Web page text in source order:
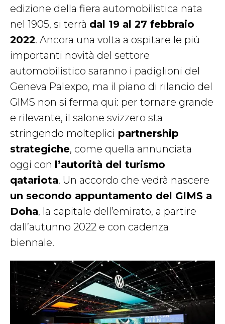
edizione della fiera automobilistica nata
nel 1905, si terrà dal 19 al 27 febbraio
2022. Ancora una volta a ospitare le più
importanti novità del settore
automobilistico saranno i padiglioni del
Geneva Palexpo, ma il piano di rilancio del
GIMS non si ferma qui: per tornare grande
e rilevante, il salone svizzero sta
stringendo molteplici partnership
strategiche, come quella annunciata
oggi con l’autorità del turismo
qatariota. Un accordo che vedrà nascere
un secondo appuntamento del GIMS a
Doha, la capitale dell’emirato, a partire
dall’autunno 2022 e con cadenza
biennale.